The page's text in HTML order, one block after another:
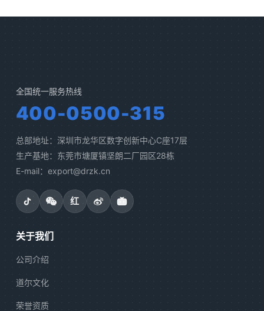
全国统一服务热线
400-0500-315
总部地址：深圳市龙华区数字创新中心C座17层
生产基地：东莞市塘厦镇坚朗二厂园区28栋
E-mail：export@drzk.cn
红
关于我们
公司介绍
道尔文化
荣誉资质